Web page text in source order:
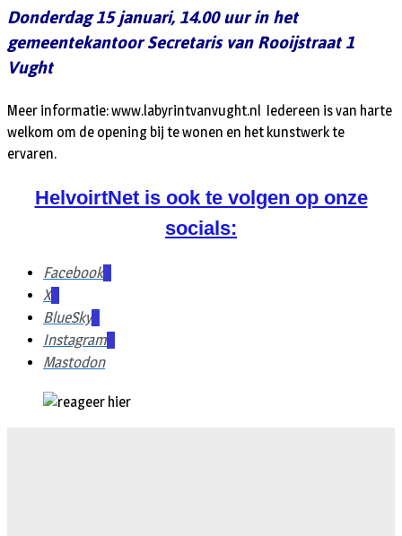
Donderdag 15 januari, 14.00 uur in het
gemeentekantoor Secretaris van Rooijstraat 1
Vught
Meer informatie: www.labyrintvanvught.nl Iedereen is van harte
welkom om de opening bij te wonen en het kunstwerk te
ervaren.
HelvoirtNet is ook te volgen op onze
socials:
Facebook
X
BlueSky
Instagram
Mastodon